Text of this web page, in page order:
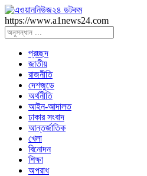
https://www.a1news24.com
প্রচ্ছদ
জাতীয়
রাজনীতি
দেশজুডে
অর্থনীতি
আইন-আদালত
ঢাকার সংবাদ
আন্তর্জাতিক
খেলা
বিনোদন
শিক্ষা
অপরাধ